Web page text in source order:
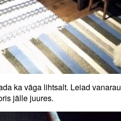
ka väga lihtsalt. Leiad
jälle juures.